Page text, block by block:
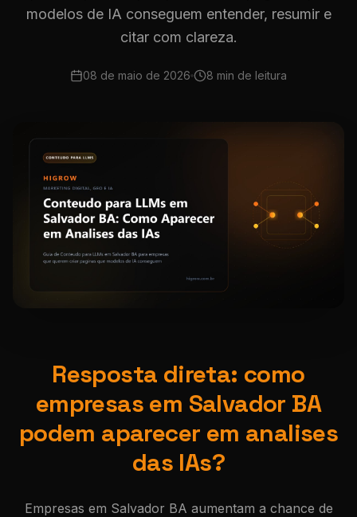
modelos de IA conseguem entender, resumir e
citar com clareza.
08 de maio de 2026 8 min de leitura
Resposta direta: como
empresas em Salvador BA
podem aparecer em analises
das IAs?
Empresas em Salvador BA aumentam a chance de